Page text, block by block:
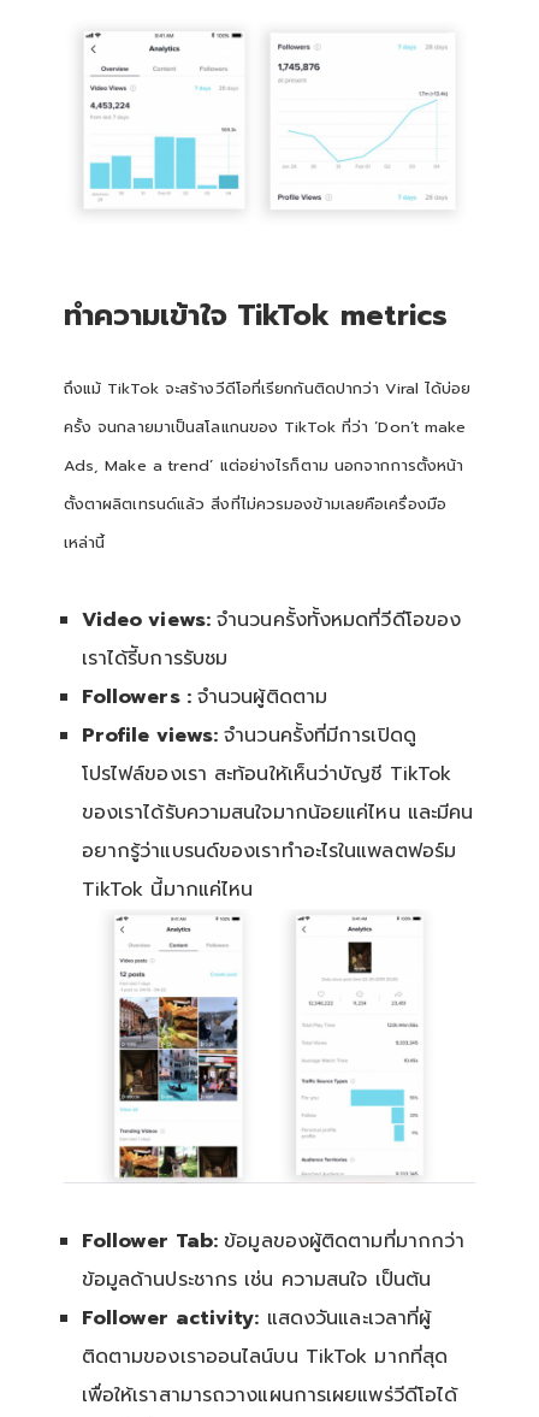
ทำความเข้าใจ TikTok metrics
ถึงแม้ TikTok จะสร้างวีดีโอที่เรียกกันติดปากว่า Viral ได้บ่อย
ครั้ง จนกลายมาเป็นสโลแกนของ TikTok ที่ว่า ‘Don’t make
Ads, Make a trend’ แต่อย่างไรก็ตาม นอกจากการตั้งหน้า
ตั้งตาผลิตเทรนด์แล้ว สิ่งที่ไม่ควรมองข้ามเลยคือเครื่องมือ
เหล่านี้
Video views:จำนวนครั้งทั้งหมดที่วีดีโอของ
เราได้รีับการรับชม
Followers : จำนวนผู้ติดตาม
Profile views:จำนวนครั้งที่มีการเปิดดู
โปรไฟล์ของเรา สะท้อนให้เห็นว่าบัญชี TikTok
ของเราได้รับความสนใจมากน้อยแค่ไหน และมีคน
อยากรู้ว่าแบรนด์ของเราทำอะไรในแพลตฟอร์ม
TikTok นี้มากแค่ไหน
Follower Tab: ข้อมูลของผู้ติดตามที่มากกว่า
ข้อมูลด้านประชากร เช่น ความสนใจ เป็นต้น
Follower activity: แสดงวันและเวลาที่ผู้
ติดตามของเราออนไลน์บน TikTok มากที่สุด
เพื่อให้เราสามารถวางแผนการเผยแพร่วีดีโอได้